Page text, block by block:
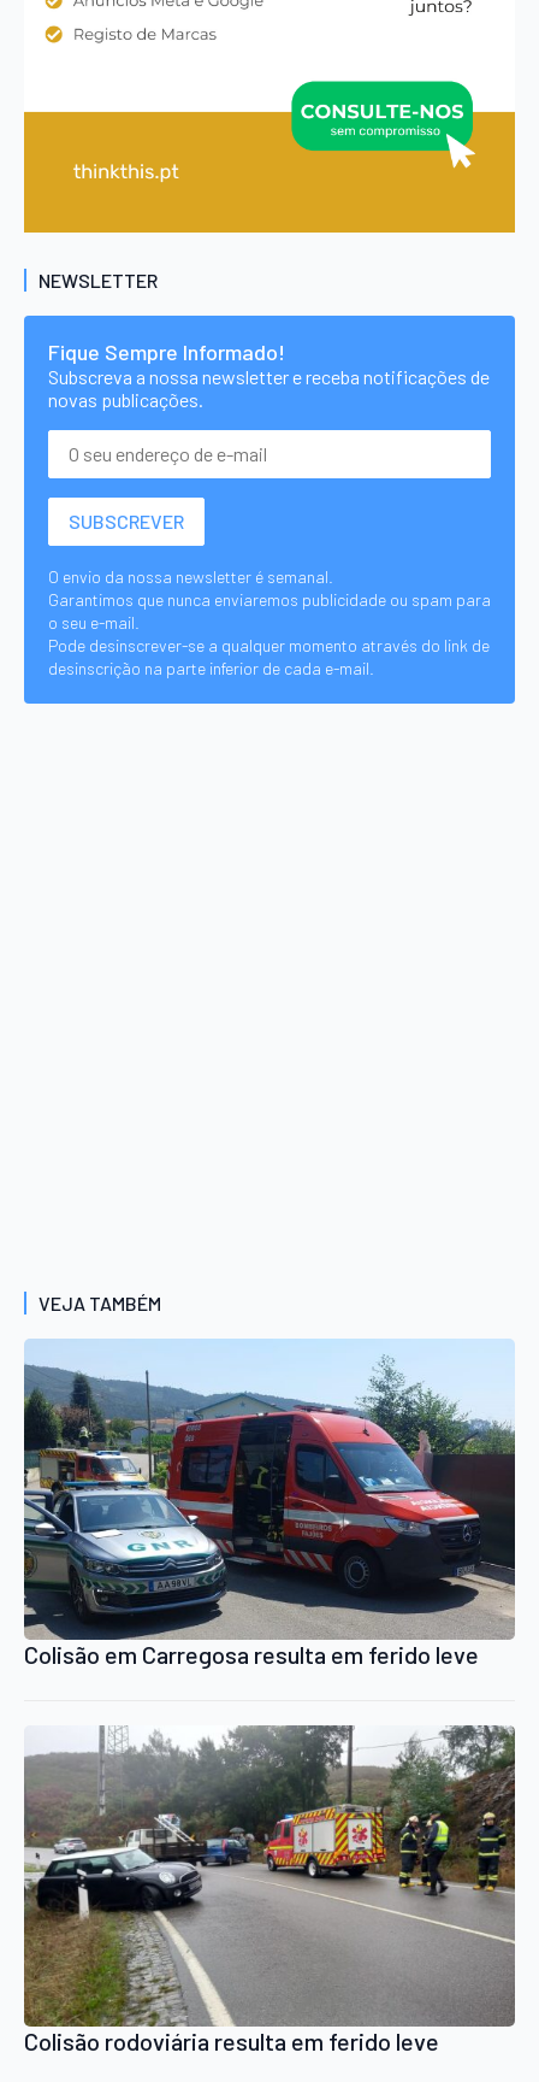
NEWSLETTER
Fique Sempre Informado!
Subscreva a nossa newsletter e receba notificações de
novas publicações.
O envio da nossa newsletter é semanal.
Garantimos que nunca enviaremos publicidade ou spam para
o seu e-mail.
Pode desinscrever-se a qualquer momento através do link de
desinscrição na parte inferior de cada e-mail.
VEJA TAMBÉM
Colisão em Carregosa resulta em ferido leve
Colisão rodoviária resulta em ferido leve